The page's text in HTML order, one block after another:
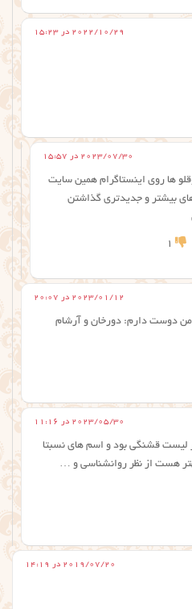
2022/10/29 در 15:23
2023/07/30 در 15:57
ها روی اینستاگرام همین سایت
بیشتر و جدیدتری گذاشتن
1
2023/01/12 در 20:07
دوست دارم: دورخان و آرشام
2023/05/30 در 11:16
لیست قشنگی بود و اسم های نسبتا
هست از نظر روانشناسی و …
2019/07/20 در 14:19